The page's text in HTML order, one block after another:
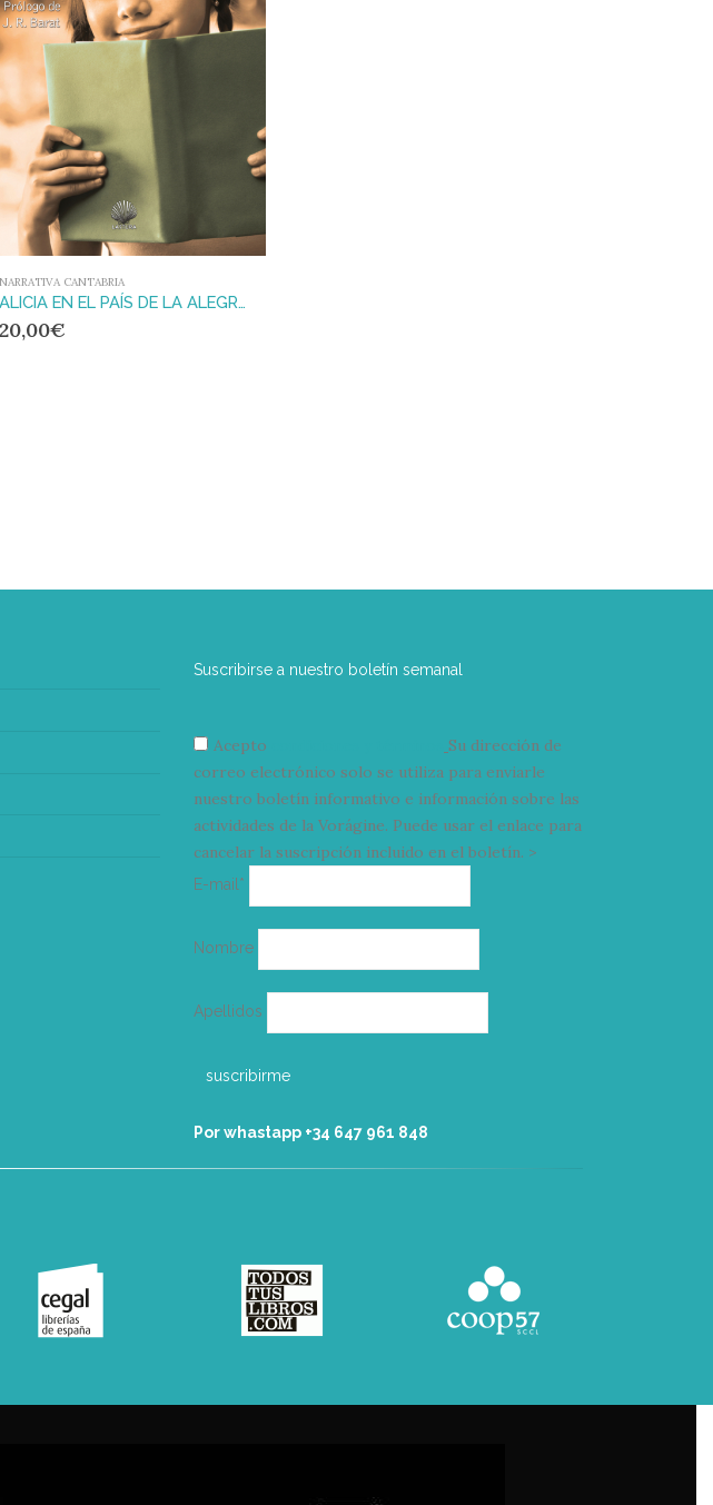
NARRATIVA CANTABRIA
ALICIA EN EL PAÍS DE LA ALEGRÍA
20,00€
Suscribirse a nuestro boletín semanal
Acepto
Su dirección de
correo electrónico solo se utiliza para enviarle
nuestro boletín informativo e información sobre las
actividades de la Vorágine. Puede usar el enlace para
cancelar la suscripción incluido en el boletín. >
E-mail*
electrónico
Nombre
Apellidos
Por whastapp +34 ‭647 961 848‬